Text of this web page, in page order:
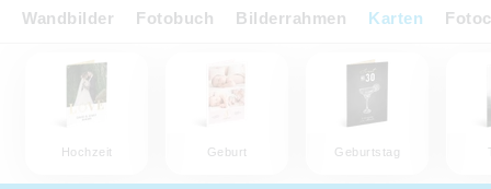
Wandbilder Fotobuch Bilderrahmen Karten
Hochzeit Geburt Geburtstag